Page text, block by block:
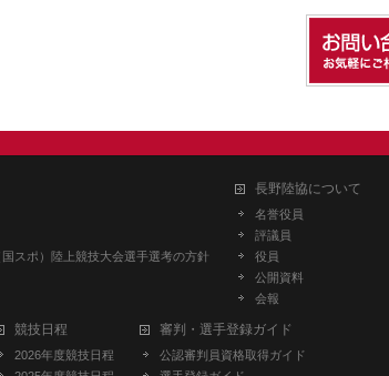
スポ）陸上競技大会選手選考の方針
長野陸協について
名誉役員
評議員
役員
公開資料
会報
競技日程
2026年度競技日程
審判・選手登録ガイド
公認審判員資格取得ガイド